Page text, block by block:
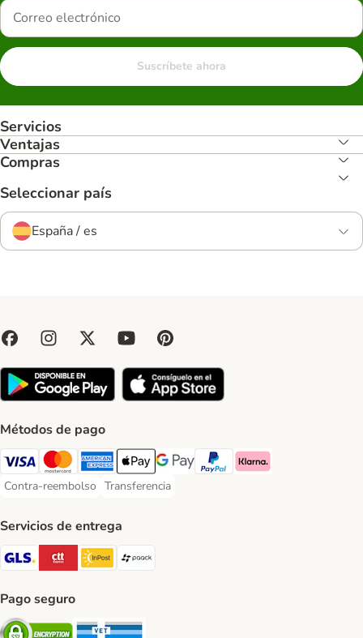
Suscríbete ahora
Servicios
Ventajas
Compras
Seleccionar país
España / es
Métodos de pago
Visa Payment Method
Mastercard Payment Method
American Express Payment Method
Apple Pay Payment Method
Google Pay Payment Method
PayPal Payment Method
Klarna Payment Method
Contra-reembolso
Contra-reembolso Payment Method
Transferencia
Transferencia Payment Method
Servicios de entrega
GLS Shipping Method
CTTExpress Shipping Method
InPost Shipping Method
Pago seguro
Security